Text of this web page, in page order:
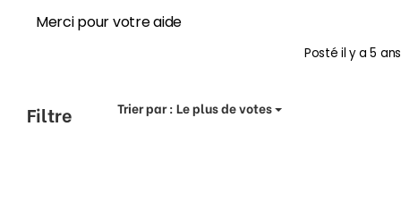
Merci pour votre aide
Postéil y a 5 ans
Filtre Trier par :Le plus de votes